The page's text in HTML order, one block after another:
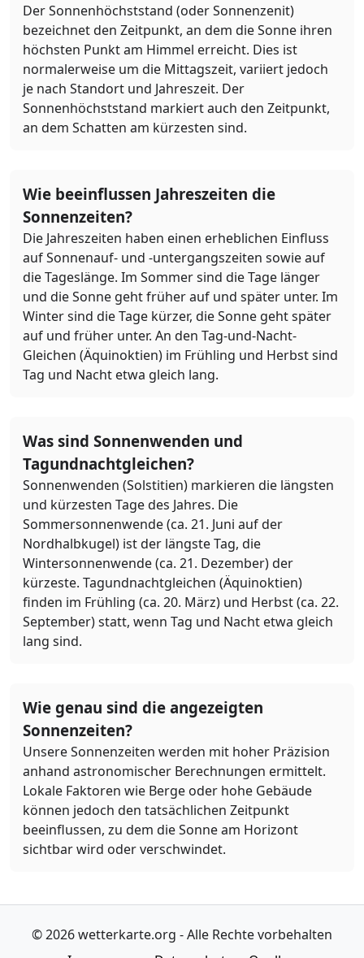
Der Sonnenhöchststand (oder Sonnenzenit)
bezeichnet den Zeitpunkt, an dem die Sonne ihren
höchsten Punkt am Himmel erreicht. Dies ist
normalerweise um die Mittagszeit, variiert jedoch
je nach Standort und Jahreszeit. Der
Sonnenhöchststand markiert auch den Zeitpunkt,
an dem Schatten am kürzesten sind.
Wie beeinflussen Jahreszeiten die
Sonnenzeiten?
Die Jahreszeiten haben einen erheblichen Einfluss
auf Sonnenauf- und -untergangszeiten sowie auf
die Tageslänge. Im Sommer sind die Tage länger
und die Sonne geht früher auf und später unter. Im
Winter sind die Tage kürzer, die Sonne geht später
auf und früher unter. An den Tag-und-Nacht-
Gleichen (Äquinoktien) im Frühling und Herbst sind
Tag und Nacht etwa gleich lang.
Was sind Sonnenwenden und
Tagundnachtgleichen?
Sonnenwenden (Solstitien) markieren die längsten
und kürzesten Tage des Jahres. Die
Sommersonnenwende (ca. 21. Juni auf der
Nordhalbkugel) ist der längste Tag, die
Wintersonnenwende (ca. 21. Dezember) der
kürzeste. Tagundnachtgleichen (Äquinoktien)
finden im Frühling (ca. 20. März) und Herbst (ca. 22.
September) statt, wenn Tag und Nacht etwa gleich
lang sind.
Wie genau sind die angezeigten
Sonnenzeiten?
Unsere Sonnenzeiten werden mit hoher Präzision
anhand astronomischer Berechnungen ermittelt.
Lokale Faktoren wie Berge oder hohe Gebäude
können jedoch den tatsächlichen Zeitpunkt
beeinflussen, zu dem die Sonne am Horizont
sichtbar wird oder verschwindet.
© 2026 wetterkarte.org - Alle Rechte vorbehalten